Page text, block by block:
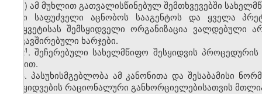
ვ) ამ მუხლით გათვალისწინებულ შემთხვევებში
მისი საფუძველი აცნობოს სააგენტოს და ყველა
შეწყვეტისას შემსყიდველი ორგანიზაცია ვალდებული
დაკავშირებული ხარჯები.
2​1. შეჩერებული სახელმწიფო შესყიდვის
აქტით.
3. პასუხისმგებლობა ამ კანონითა და შესაბამისი
შესყიდვების რაციონალური განხორციელებისათვის